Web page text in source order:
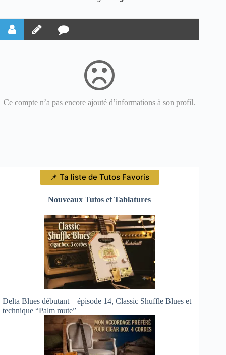
Ce compte n’a pas encore ajouté d’informations à son profil.
📌 Ta liste de Tutos Favoris
Nouveaux Tutos et Tablatures
Delta Blues débutant – épisode 14, Classic Shuffle Blues et
technique “Palm mute”